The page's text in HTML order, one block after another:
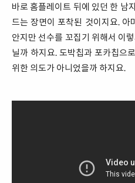
바로 홈플레이트 뒤에 있던 한 남
드는 장면이 포착된 것이지요. 아
안지만 선수를 꼬집기 위해서 이
닐까 하지요. 도박칩과 포카칩으
위한 의도가 아니었을까 하지요.